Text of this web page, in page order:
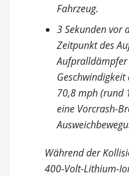
Fahrzeug.
3 Sekunden vor
Zeitpunkt des
Aufpralldämpfer
70,8 mph (rund
eine Vorcrash-
Während der
400-Volt-Lithium-